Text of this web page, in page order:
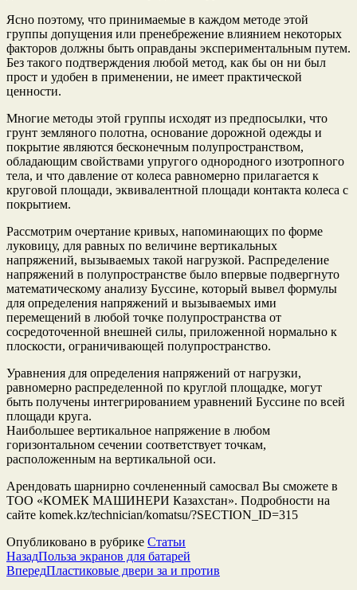
Ясно поэтому, что принимаемые в каждом методе этой
группы допущения или пренебрежение влиянием некоторых
факторов должны быть оправданы экспериментальным путем.
Без такого подтверждения любой метод, как бы он ни был
прост и удобен в применении, не имеет практической
ценности.
Многие методы этой группы исходят из предпосылки, что
грунт земляного полотна, основание дорожной одежды и
покрытие являются бесконечным полупространством,
обладающим свойствами упругого однородного изотропного
тела, и что давление от колеса равномерно прилагается к
круговой площади, эквивалентной площади контакта колеса с
покрытием.
Рассмотрим очертание кривых, напоминающих по форме
луковицу, для равных по величине вертикальных
напряжений, вызываемых такой нагрузкой. Распределение
напряжений в полупространстве было впервые подвергнуто
математическому анализу Буссине, который вывел формулы
для определения напряжений и вызываемых ими
перемещений в любой точке полупространства от
сосредоточенной внешней силы, приложенной нормально к
плоскости, ограничивающей полупространство.
Уравнения для определения напряжений от нагрузки,
равномерно распределенной по круглой площадке, могут
быть получены интегрированием уравнений Буссине по всей
площади круга.
Наибольшее вертикальное напряжение в любом
горизонтальном сечении соответствует точкам,
расположенным на вертикальной оси.
Арендовать шарнирно сочлененный самосвал Вы сможете в
ТОО «КОМЕК МАШИНЕРИ Казахстан». Подробности на
сайте komek.kz/technician/komatsu/?SECTION_ID=315
Опубликовано в рубрике Статьи
НазадПольза экранов для батарей
ВпередПластиковые двери за и против